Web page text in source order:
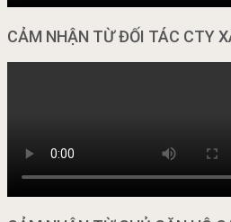
CẢM NHẬN TỪ ĐỐI TÁC CTY